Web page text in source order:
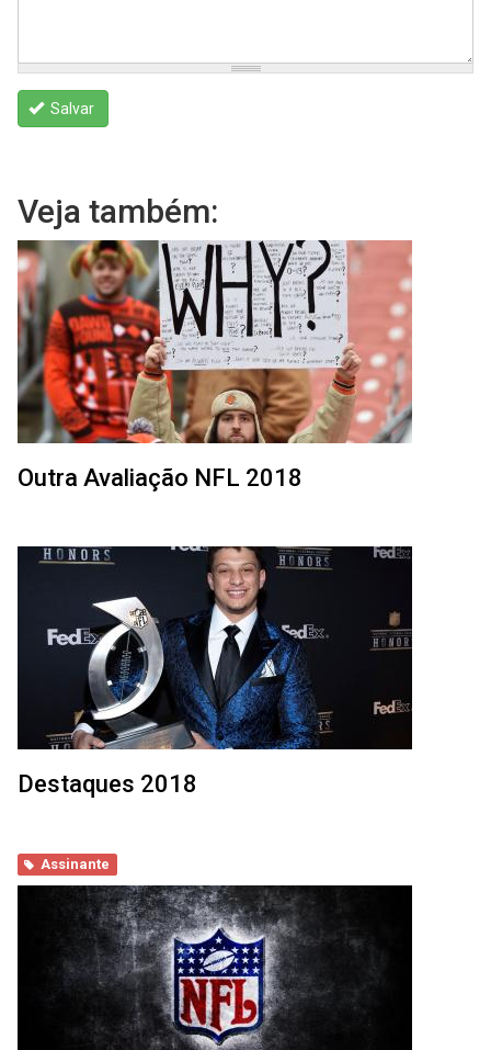
Salvar
Veja também:
Outra Avaliação NFL 2018
Destaques 2018
Assinante